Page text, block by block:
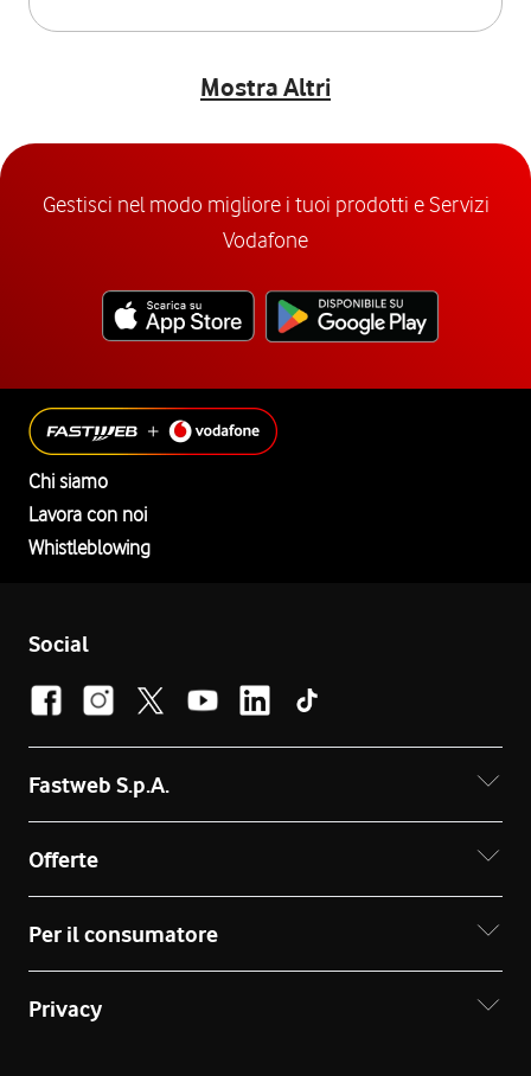
Mostra Altri
Gestisci nel modo migliore i tuoi prodotti e Servizi
Vodafone
Chi siamo
Lavora con noi
Whistleblowing
Social
Fastweb S.p.A.
Offerte
Per il consumatore
Privacy